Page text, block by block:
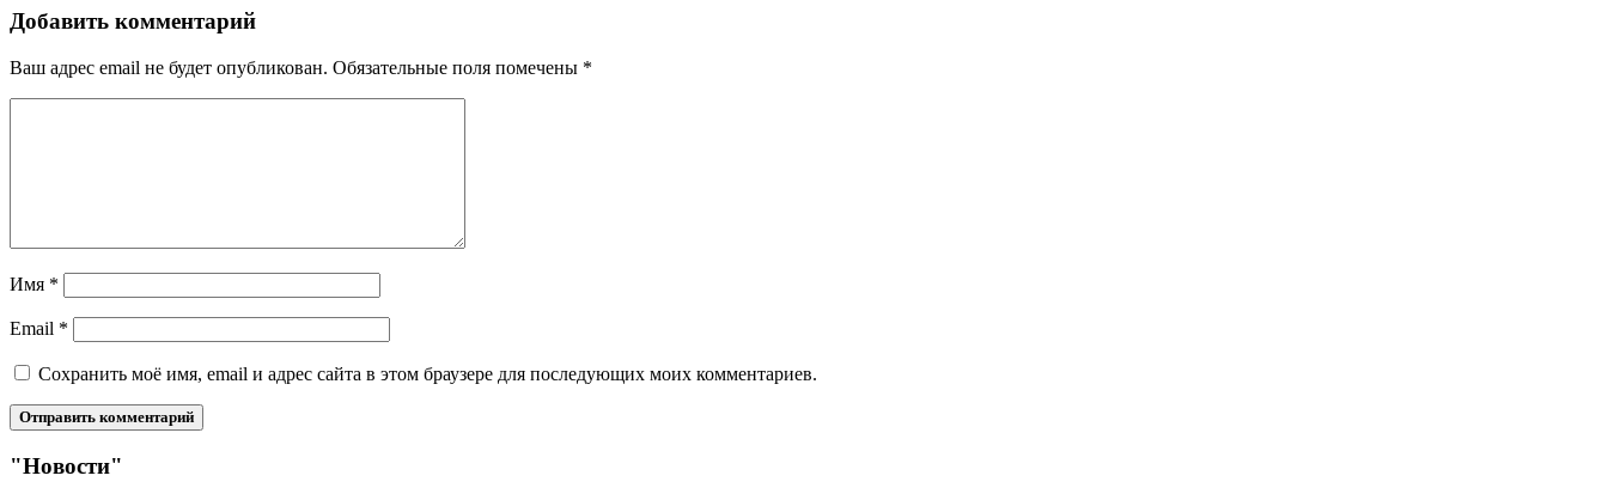
Добавить комментарий
Ваш адрес email не будет опубликован. Обязательные поля помечены *
Имя *
Email *
Сохранить моё имя, email и адрес сайта в этом браузере для последующих моих комментариев.
"Новости"